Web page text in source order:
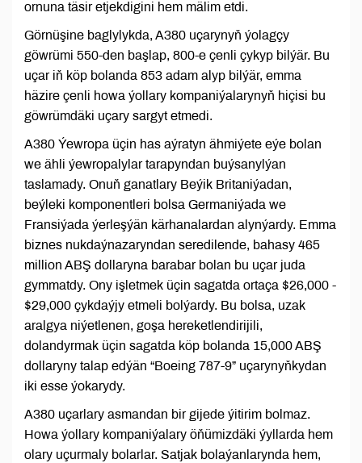
ornuna täsir etjekdigini hem mälim etdi.
Görnüşine baglylykda, A380 uçarynyň ýolagçy
göwrümi 550-den başlap, 800-e çenli çykyp bilýär. Bu
uçar iň köp bolanda 853 adam alyp bilýär, emma
häzire çenli howa ýollary kompaniýalarynyň hiçisi bu
göwrümdäki uçary sargyt etmedi.
A380 Ýewropa üçin has aýratyn ähmiýete eýe bolan
we ähli ýewropalylar tarapyndan buýsanylýan
taslamady. Onuň ganatlary Beýik Britaniýadan,
beýleki komponentleri bolsa Germaniýada we
Fransiýada ýerleşýän kärhanalardan alynýardy. Emma
biznes nukdaýnazaryndan seredilende, bahasy 465
million ABŞ dollaryna barabar bolan bu uçar juda
gymmatdy. Ony işletmek üçin sagatda ortaça $26,000 -
$29,000 çykdaýjy etmeli bolýardy. Bu bolsa, uzak
aralgya niýetlenen, goşa hereketlendirijili,
dolandyrmak üçin sagatda köp bolanda 15,000 ABŞ
dollaryny talap edýän “Boeing 787-9” uçarynyňkydan
iki esse ýokarydy.
A380 uçarlary asmandan bir gijede ýitirim bolmaz.
Howa ýollary kompaniýalary öňümizdäki ýyllarda hem
olary uçurmaly bolarlar. Satjak bolaýanlarynda hem,